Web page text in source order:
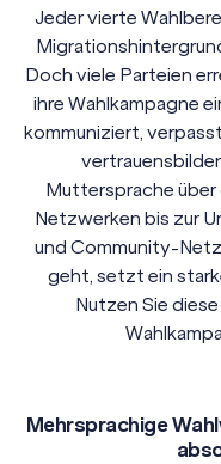
Jeder vierte
Doch viele Parteien
ihre Wahlkampagne
kommuniziert,
Muttersprache über
Netzwerken bis zur
und Community-
geht, setzt ein
Nutzen Sie
Mehrsprachige